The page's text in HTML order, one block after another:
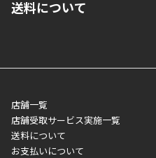
■代金引換(代引)※手数料がかか
■商品によっては一部決済方法
す。
ご注文が確認出来次第、1～4営
業日にてお引渡しとなります。
メーカー直送品など一部商品に
制限がかかる場合がございます
異なる場合がございます。対象
い。
送料について
店舗一覧
店舗受取サービス実施一覧
送料について
お支払いについて